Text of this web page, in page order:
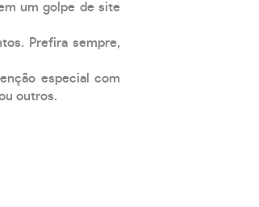
um golpe de site
Prefira sempre,
especial com
outros.